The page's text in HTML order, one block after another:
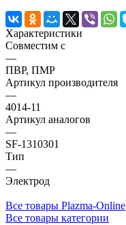
Характеристики
Совместим с
—
ПВР, ПМР
Артикул производителя
—
4014-11
Артикул аналогов
—
SF-1310301
Тип
—
Электрод
Все товары Plazma-Online
Все товары категории